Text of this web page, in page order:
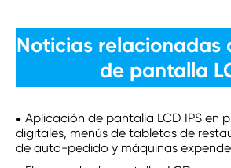
Noticias relacionadas
de pantalla
Aplicación de pantalla LCD IPS en
digitales, menús de tabletas de
de auto-pedido y máquinas